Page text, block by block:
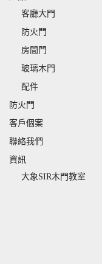
客廳大門
防火門
房間門
玻璃木門
配件
防火門
客戶個案
聯絡我們
資訊
大象SIR木門教室